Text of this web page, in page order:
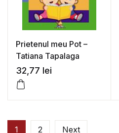
Prietenul meu Pot –
Tatiana Tapalaga
32,77 lei
1 2 Next